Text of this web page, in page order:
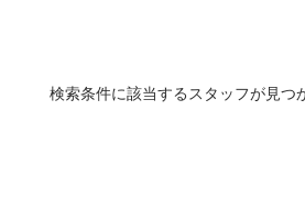
検索条件に該当するスタッフが見つ